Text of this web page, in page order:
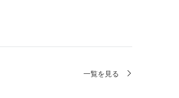
一覧を見る